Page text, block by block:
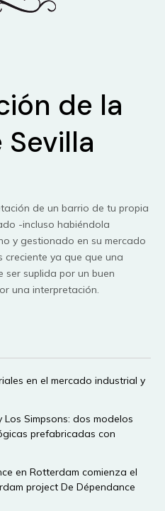
de la
de un barrio de tu propia
-incluso habiéndola
y gestionado en su mercado
creciente ya que que una
suplida por un buen
una interpretación.
en el mercado industrial y
Simpsons: dos modelos
prefabricadas con
en Rotterdam comienza el
project De Dépendance